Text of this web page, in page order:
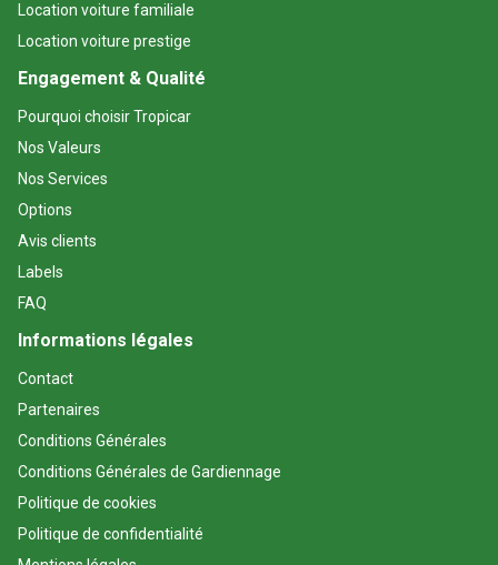
Location voiture familiale
Location voiture prestige
Engagement & Qualité
Pourquoi choisir Tropicar
Nos Valeurs
Nos Services
Options
Avis clients
Labels
FAQ
Informations légales
Contact
Partenaires
Conditions Générales
Conditions Générales de Gardiennage
Politique de cookies
Politique de confidentialité